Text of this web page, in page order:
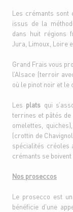
Les crémants sont
issus de la
dans huit régions
Jura, Limoux, Loire
Grand Frais vous
l’Alsace (terroir
où le pinot noir et le
Les plats qui
terrines et pâtés de
omelettes,
(crottin de
spécialités créoles
crémants se
Nos proseccos
Le prosecco est
bénéficie d’une